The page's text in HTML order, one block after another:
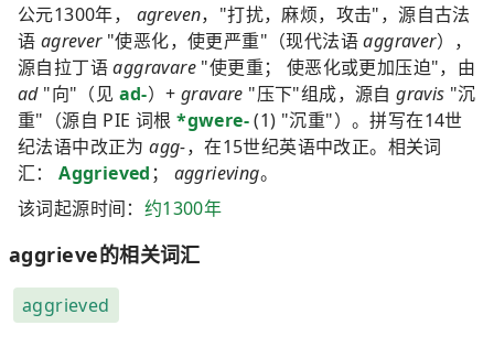
公元1300年， agreven，"打扰，麻烦，攻击"，源自古法
语 agrever"使恶化，使更严重"（现代法语aggraver），
源自拉丁语aggravare "使更重； 使恶化或更加压迫"，由
ad"向"（见 ad-）+gravare "压下"组成，源自gravis "沉
重"（源自 PIE 词根*gwere-(1) "沉重"）。拼写在14世
纪法语中改正为agg-，在15世纪英语中改正。相关词
汇：Aggrieved ； aggrieving。
该词起源时间： 约1300年
aggrieve的相关词汇
aggrieved